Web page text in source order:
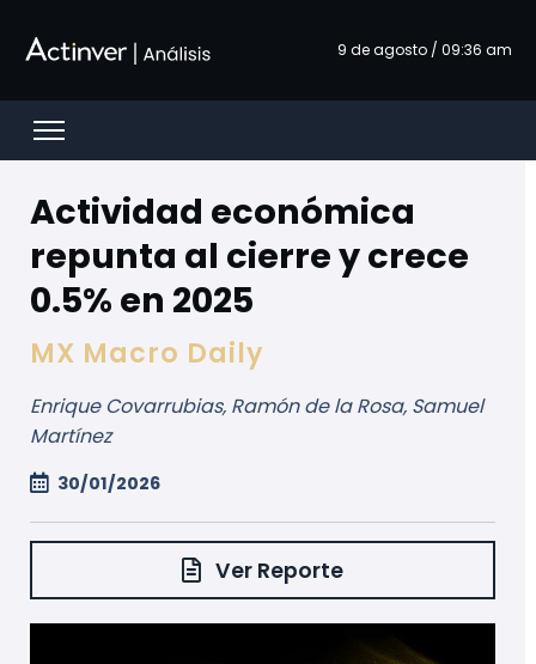
9 de agosto / 09:36 am
Open menu
Actividad económica
repunta al cierre y crece
0.5% en 2025
MX Macro Daily
Enrique Covarrubias, Ramón de la Rosa, Samuel
Martínez
30/01/2026
Ver Reporte